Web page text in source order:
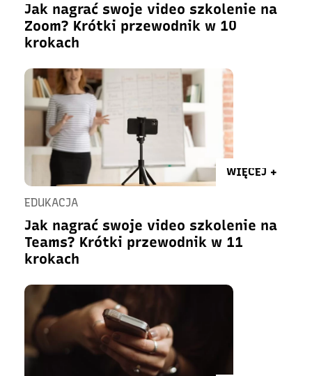
Jak nagrać swoje video szkolenie na
Zoom? Krótki przewodnik w 10
krokach
WIĘCEJ +
EDUKACJA
Jak nagrać swoje video szkolenie na
Teams? Krótki przewodnik w 11
krokach